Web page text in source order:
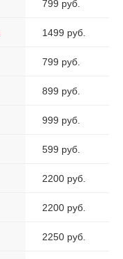
799 руб.
1499 руб.
799 руб.
899 руб.
999 руб.
599 руб.
2200 руб.
2200 руб.
2250 руб.